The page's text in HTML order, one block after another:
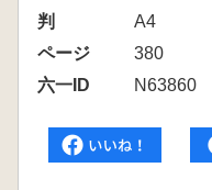
判
A4
ページ
380
六一ID
N63860